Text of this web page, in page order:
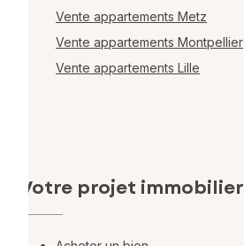
Vente appartements Metz
Vente appartements Montpellier
Vente appartements Lille
Votre projet immobilier